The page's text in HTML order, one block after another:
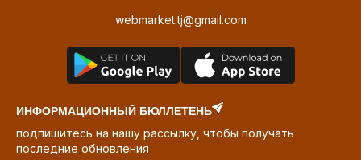
webmarket.tj@gmail.com
ИНФОРМАЦИОННЫЙ БЮЛЛЕТЕНЬ
подпишитесь на нашу рассылку, чтобы получать
последние обновления